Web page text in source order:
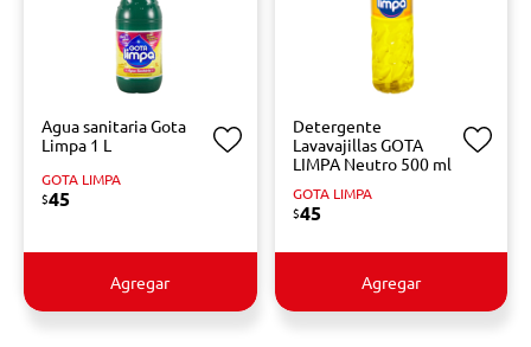
Agua sanitaria Gota
Limpa 1 L
GOTA LIMPA
$45
Agregar
Detergente
Lavavajillas GOTA
LIMPA Neutro 500 ml
GOTA LIMPA
$45
Agregar